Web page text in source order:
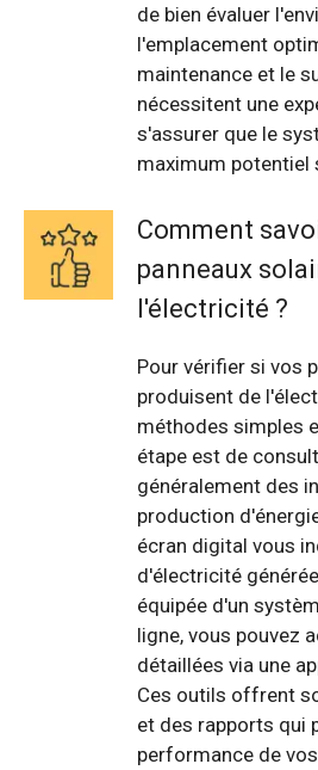
de bien évaluer
l'emplacement
maintenance et le
nécessitent une
s'assurer que le
maximum potentiel
Comment
panneaux
l'électricité ?
Pour vérifier si vos
produisent de
méthodes simples
étape est de
généralement des
production
écran digital vous
d'électricité
équipée d'un
ligne, vous pouvez
détaillées via une
Ces outils offrent
et des rapports qui
performance de